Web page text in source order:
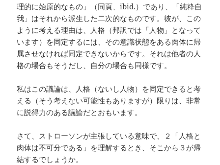
理的に始原的なもの」（同頁、ibid.）であり、「純粋自
我」はそれから派生した二次的なものです。彼が、この
ように考える理由は、人格（邦訳では「人物」となって
います）を同定するには、その意識状態をある肉体に帰
属させなければ同定できないからです。それは他者の人
格の場合もそうだし、自分の場合も同様です。
私はこの議論は、人格（ないし人物）を同定できると考
える（そう考えない可能性もありますが）限りは、非常
に説得力のある議論だとおもいます。
さて、ストローソンが主張している意味で、２「人格と
肉体は不可分である」を理解するとき、そこから３が帰
結するでしょうか。